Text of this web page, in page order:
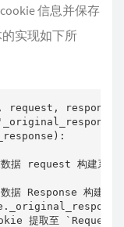
信息并保存
实现如下所
request,
数据 request 构建
数据 Response 构
提取至